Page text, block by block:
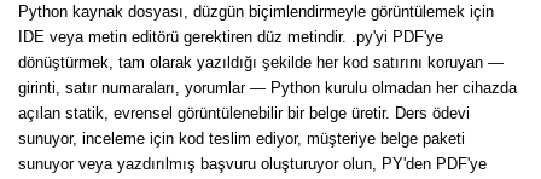
Python kaynak dosyası, düzgün biçimlendirmeyle görüntülemek için
IDE veya metin editörü gerektiren düz metindir. .py'yi PDF'ye
dönüştürmek, tam olarak yazıldığı şekilde her kod satırını koruyan —
girinti, satır numaraları, yorumlar — Python kurulu olmadan her cihazda
açılan statik, evrensel görüntülenebilir bir belge üretir. Ders ödevi
sunuyor, inceleme için kod teslim ediyor, müşteriye belge paketi
sunuyor veya yazdırılmış başvuru oluşturuyor olun, PY'den PDF'ye